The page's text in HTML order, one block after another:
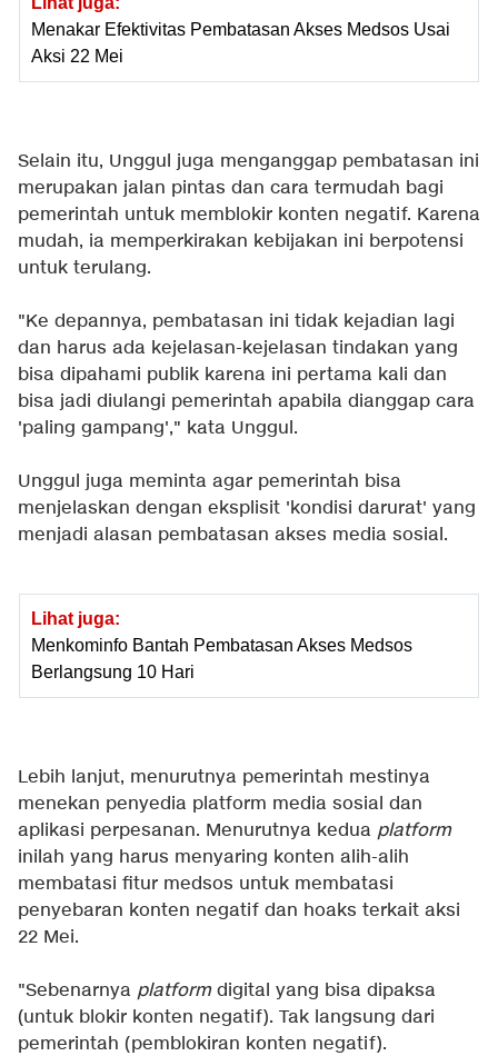
Menakar Efektivitas Pembatasan Akses Medsos Usai
Aksi 22 Mei
Selain itu, Unggul juga menganggap pembatasan ini
merupakan jalan pintas dan cara termudah bagi
pemerintah untuk memblokir konten negatif. Karena
mudah, ia memperkirakan kebijakan ini berpotensi
untuk terulang.
"Ke depannya, pembatasan ini tidak kejadian lagi
dan harus ada kejelasan-kejelasan tindakan yang
bisa dipahami publik karena ini pertama kali dan
bisa jadi diulangi pemerintah apabila dianggap cara
'paling gampang'," kata Unggul.
Unggul juga meminta agar pemerintah bisa
menjelaskan dengan eksplisit 'kondisi darurat' yang
menjadi alasan pembatasan akses media sosial.
Lihat juga:
Menkominfo Bantah Pembatasan Akses Medsos
Berlangsung 10 Hari
Lebih lanjut, menurutnya pemerintah mestinya
menekan penyedia platform media sosial dan
aplikasi perpesanan. Menurutnya kedua platform
inilah yang harus menyaring konten alih-alih
membatasi fitur medsos untuk membatasi
penyebaran konten negatif dan hoaks terkait aksi
22 Mei.
"Sebenarnya platformdigital yang bisa dipaksa
(untuk blokir konten negatif). Tak langsung dari
pemerintah (pemblokiran konten negatif).